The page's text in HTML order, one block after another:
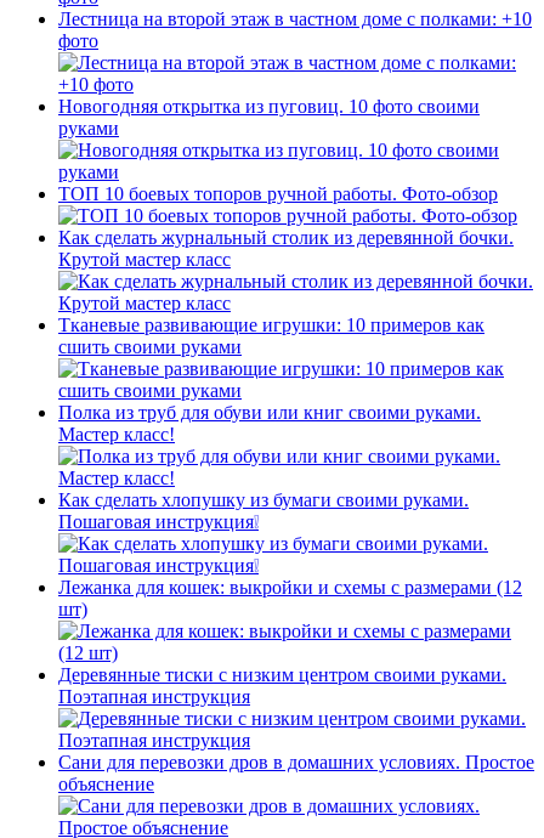
Лестница на второй этаж в частном доме с полками: +10
фото
Новогодняя открытка из пуговиц. 10 фото своими
руками
ТОП 10 боевых топоров ручной работы. Фото-обзор
Как сделать журнальный столик из деревянной бочки.
Крутой мастер класс
Тканевые развивающие игрушки: 10 примеров как
сшить своими руками
Полка из труб для обуви или книг своими руками.
Мастер класс!
Как сделать хлопушку из бумаги своими руками.
Пошаговая инструкция❕
Лежанка для кошек: выкройки и схемы с размерами (12
шт)
Деревянные тиски с низким центром своими руками.
Поэтапная инструкция
Сани для перевозки дров в домашних условиях. Простое
объяснение